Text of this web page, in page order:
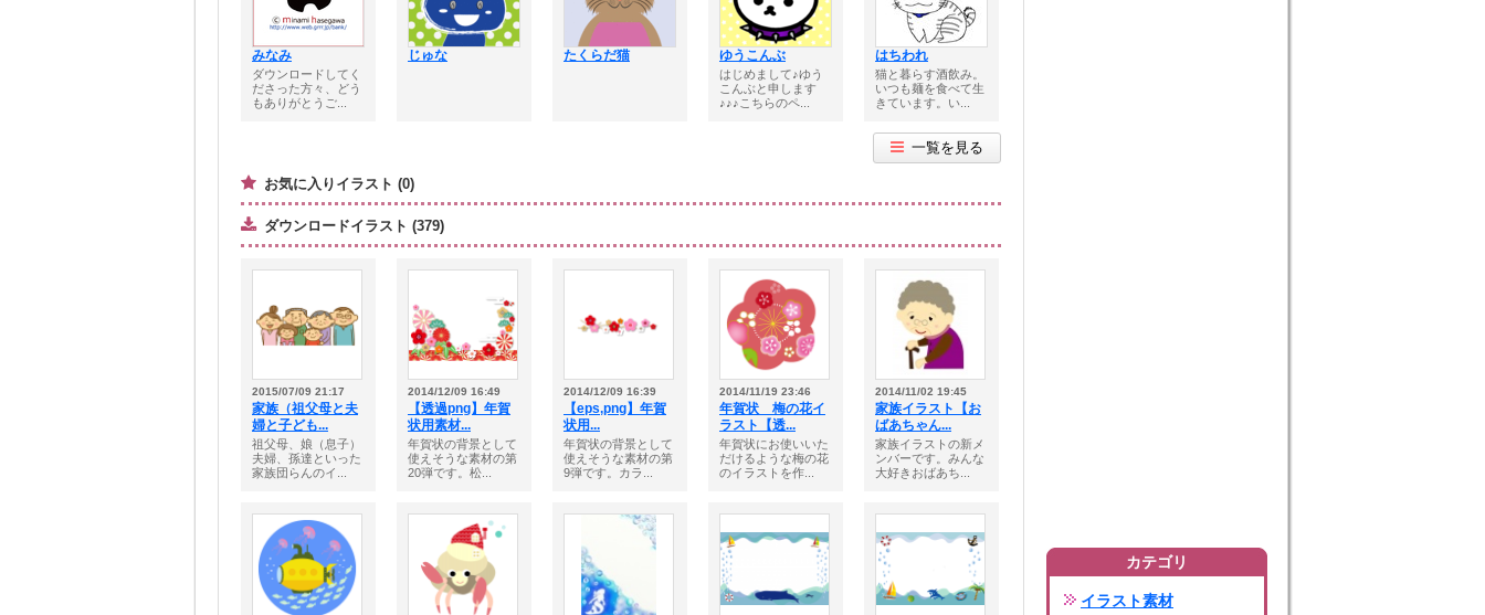
みなみ
ダウンロードしてく
ださった方々、どう
もありがとうご...
じゅな たくらだ猫 ゆうこんぶ
はじめまして♪ゆう
こんぶと申します
♪♪♪こちらのペ...
はちわれ
猫と暮らす酒飲み。
いつも麺を食べて生
きています。い...
一覧を見る
お気に入りイラスト (0)
ダウンロードイラスト (379)
2015/07/09 21:17
家族（祖父母と夫
婦と子ども...
祖父母、娘（息子）
夫婦、孫達といった
家族団らんのイ...
2014/12/09 16:49
【透過png】年賀
状用素材...
年賀状の背景として
使えそうな素材の第
20弾です。松...
2014/12/09 16:39
【eps,png】年賀
状用...
年賀状の背景として
使えそうな素材の第
9弾です。カラ...
2014/11/19 23:46
年賀状 梅の花イ
ラスト【透...
年賀状にお使いいた
だけるような梅の花
のイラストを作...
2014/11/02 19:45
家族イラスト【お
ばあちゃん...
家族イラストの新メ
ンバーです。みんな
大好きおばあち...
カテゴリ
イラスト素材